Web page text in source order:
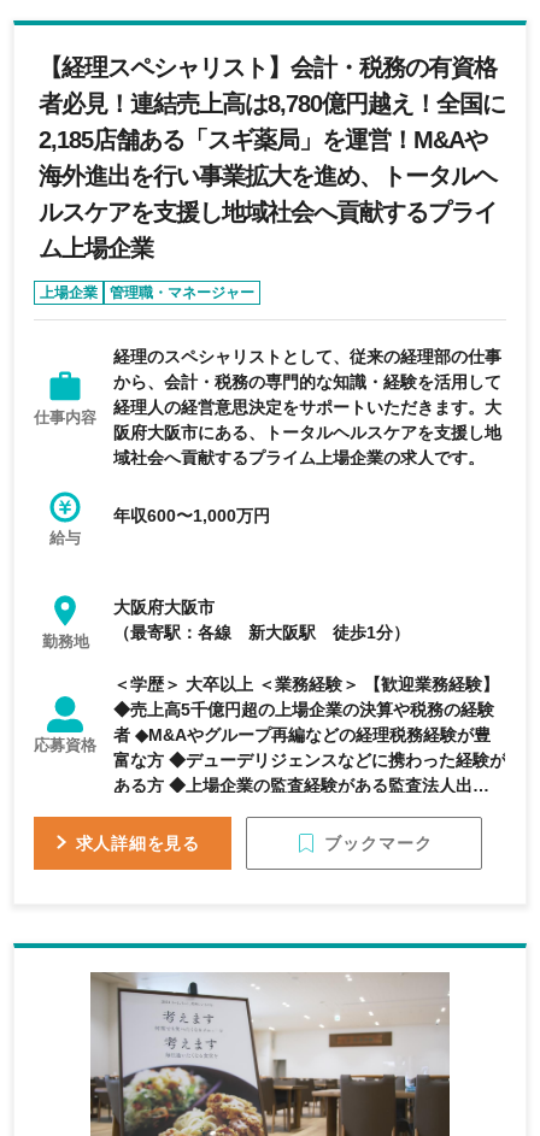
【経理スペシャリスト】会計・税務の有資格
者必見！連結売上高は8,780億円越え！全国に
2,185店舗ある「スギ薬局」を運営！M&Aや
海外進出を行い事業拡大を進め、トータルヘ
ルスケアを支援し地域社会へ貢献するプライ
ム上場企業
上場企業 管理職・マネージャー
仕事内容
経理のスペシャリストとして、従来の経理部の仕事
から、会計・税務の専門的な知識・経験を活用して
経理人の経営意思決定をサポートいただきます。大
阪府大阪市にある、トータルヘルスケアを支援し地
域社会へ貢献するプライム上場企業の求人です。
給与
年収600〜1,000万円
勤務地
大阪府大阪市
（最寄駅：各線 新大阪駅 徒歩1分）
応募資格
＜学歴＞ 大卒以上 ＜業務経験＞ 【歓迎業務経験】
◆売上高5千億円超の上場企業の決算や税務の経験
者 ◆M&Aやグループ再編などの経理税務経験が豊
富な方 ◆デューデリジェンスなどに携わった経験が
ある方 ◆上場企業の監査経験がある監査法人出身者
【必要資格】 ◆会計士、税理士、証券アナリスト等
求人詳細を見る ブックマーク